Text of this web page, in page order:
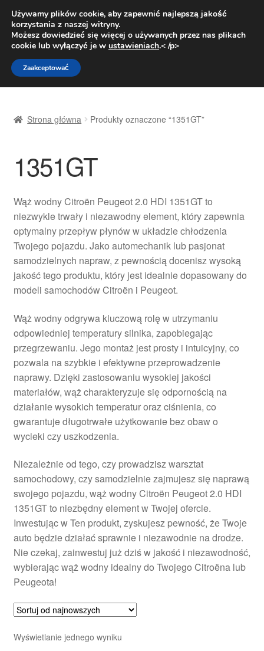
DOSTAWA od 31 zł
Pn.-pt. 9:00-16:00800 003 167
Przejdź
do
nawigacji
Przejdź
do
treści
Dostawa
Dostawa na cały świat
Moje konto
O nas
Płatności
Polityka prywatności
Procedura reklamacyjna
Skarga
Wózek
Zamówienia
Zasady i warunki
Strona główna Produkty oznaczone “1351GT”
1351GT
Wąż wodny Citroën Peugeot 2.0 HDI 1351GT to
niezwykle trwały i niezawodny element, który zapewnia
optymalny przepływ płynów w układzie chłodzenia
Twojego pojazdu. Jako automechanik lub pasjonat
samodzielnych napraw, z pewnością docenisz wysoką
jakość tego produktu, który jest idealnie dopasowany do
modeli samochodów Citroën i Peugeot.
Wąż wodny odgrywa kluczową rolę w utrzymaniu
odpowiedniej temperatury silnika, zapobiegając
przegrzewaniu. Jego montaż jest prosty i intuicyjny, co
pozwala na szybkie i efektywne przeprowadzenie
naprawy. Dzięki zastosowaniu wysokiej jakości
materiałów, wąż charakteryzuje się odpornością na
działanie wysokich temperatur oraz ciśnienia, co
gwarantuje długotrwałe użytkowanie bez obaw o
wycieki czy uszkodzenia.
Niezależnie od tego, czy prowadzisz warsztat
samochodowy, czy samodzielnie zajmujesz się naprawą
swojego pojazdu, wąż wodny Citroën Peugeot 2.0 HDI
1351GT to niezbędny element w Twojej ofercie.
Inwestując w Ten produkt, zyskujesz pewność, że Twoje
auto będzie działać sprawnie i niezawodnie na drodze.
Nie czekaj, zainwestuj już dziś w jakość i niezawodność,
wybierając wąż wodny idealny do Twojego Citroëna lub
Peugeota!
Wyświetlanie jednego wyniku
Używamy plików cookie, aby zapewnić najlepszą jakość
korzystania z naszej witryny.
Możesz dowiedzieć się więcej o używanych przez nas plikach
cookie lub wyłączyć je w ustawieniach.< /p>
Zaakceptować